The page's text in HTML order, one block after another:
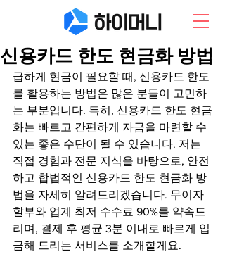
신용카드 한도 현금화 방법
급하게 현금이 필요할 때, 신용카드 한도
를 활용하는 방법은 많은 분들이 고민하
는 부분입니다. 특히, 신용카드 한도 현금
화는 빠르고 간편하게 자금을 마련할 수
있는 좋은 수단이 될 수 있습니다. 저는
직접 경험과 전문 지식을 바탕으로, 안전
하고 합법적인 신용카드 한도 현금화 방
법을 자세히 알려드리겠습니다. 무이자
할부와 업계 최저 수수료 90%를 약속드
리며, 결제 후 평균 3분 이내로 빠르게 입
금해 드리는 서비스를 소개할게요.